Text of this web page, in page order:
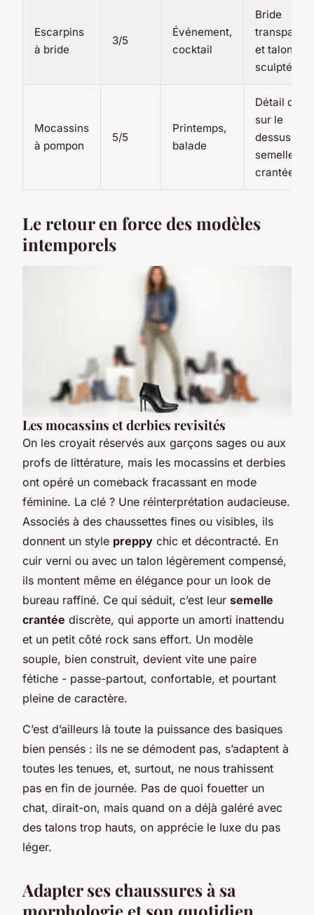
Escarpins
à bride
3/5
Événement,
cocktail
Bride
et talon
sculpté
Mocassins
à pompon
5/5
Printemps,
balade
Détail doré
sur le
dessus et
semelle
crantée
Le retour en force des modèles
intemporels
Les mocassins et derbies revisités
On les croyait réservés aux garçons sages ou aux
profs de littérature, mais les mocassins et derbies
ont opéré un comeback fracassant en mode
féminine. La clé ? Une réinterprétation audacieuse.
Associés à des chaussettes fines ou visibles, ils
donnent un style preppy chic et décontracté. En
cuir verni ou avec un talon légèrement compensé,
ils montent même en élégance pour un look de
bureau raffiné. Ce qui séduit, c’est leur semelle
crantée discrète, qui apporte un amorti inattendu
et un petit côté rock sans effort. Un modèle
souple, bien construit, devient vite une paire
fétiche - passe-partout, confortable, et pourtant
pleine de caractère.
C’est d’ailleurs là toute la puissance des basiques
bien pensés : ils ne se démodent pas, s’adaptent à
toutes les tenues, et, surtout, ne nous trahissent
pas en fin de journée. Pas de quoi fouetter un
chat, dirait-on, mais quand on a déjà galéré avec
des talons trop hauts, on apprécie le luxe du pas
léger.
Adapter ses chaussures à sa